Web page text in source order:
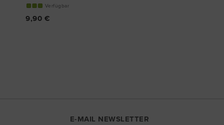
KASSETTEN
EDITION
Verfügbar
9,90 €
E-MAIL NEWSLETTER